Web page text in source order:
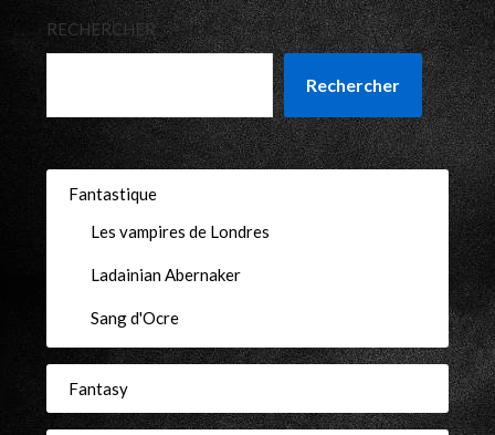
RECHERCHER
Rechercher
Fantastique
Les vampires de Londres
Ladainian Abernaker
Sang d'Ocre
Fantasy